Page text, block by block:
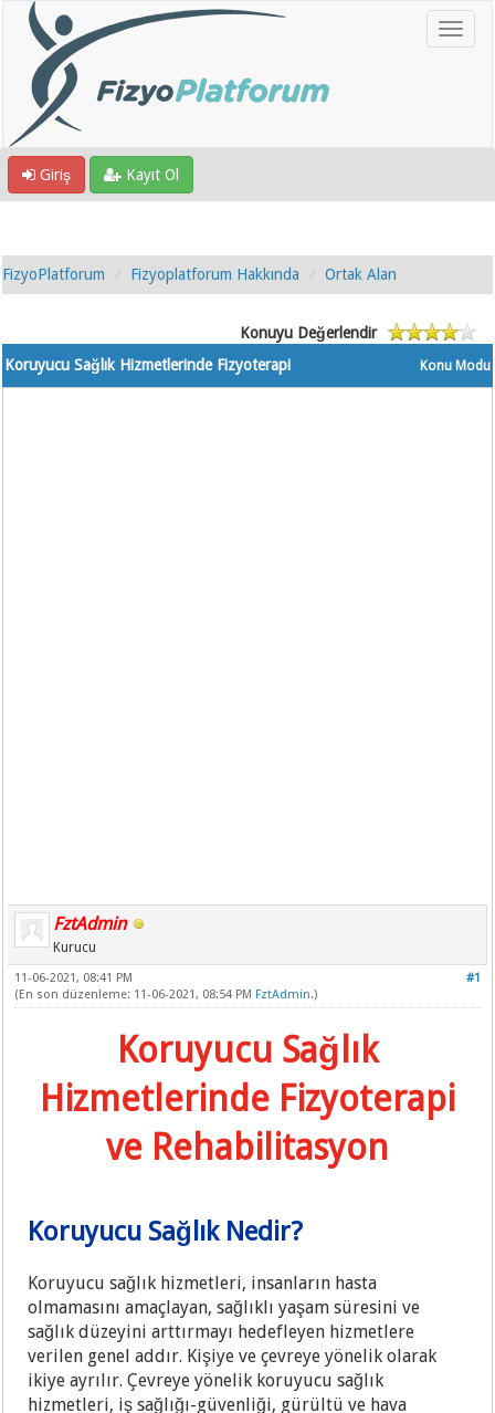
Giriş Kayıt Ol
FizyoPlatforum Fizyoplatforum Hakkında Ortak Alan
Konuyu Değerlendir
Konu Modu
Koruyucu Sağlık Hizmetlerinde Fizyoterapi
FztAdmin
Kurucu
#1
11-06-2021, 08:41 PM
(En son düzenleme: 11-06-2021, 08:54 PM FztAdmin.)
Koruyucu Sağlık
Hizmetlerinde Fizyoterapi
ve Rehabilitasyon
Koruyucu Sağlık Nedir?
Koruyucu sağlık hizmetleri, insanların hasta
olmamasını amaçlayan, sağlıklı yaşam süresini ve
sağlık düzeyini arttırmayı hedefleyen hizmetlere
verilen genel addır. Kişiye ve çevreye yönelik olarak
ikiye ayrılır. Çevreye yönelik koruyucu sağlık
hizmetleri, iş sağlığı-güvenliği, gürültü ve hava